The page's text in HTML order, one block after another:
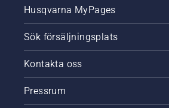
Husqvarna MyPages
Sök försäljningsplats
Kontakta oss
Pressrum